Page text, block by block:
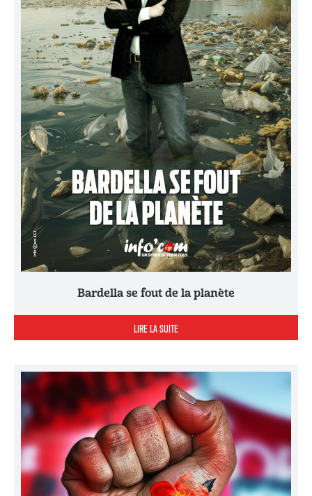
Bardella se fout de la planète
LIRE LA SUITE